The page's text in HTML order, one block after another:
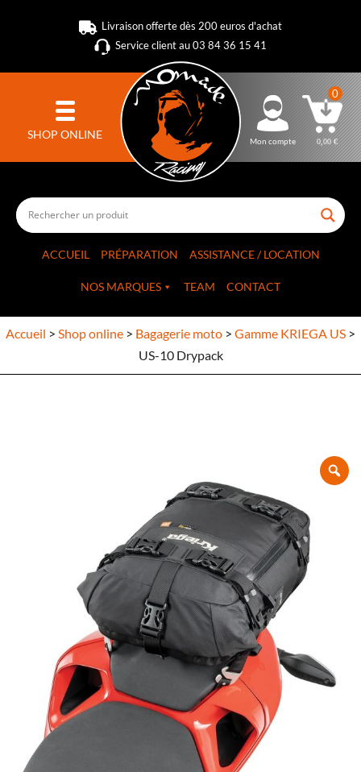
Livraison offerte dès 200 euros d'achat
Service client au 03 84 36 15 41
SHOP ONLINE Mon compte
0
0,00€
ACCUEIL PRÉPARATION ASSISTANCE / LOCATION
NOS MARQUES TEAM CONTACT
Accueil > Shop online > Bagagerie moto > Gamme KRIEGA US >
US-10 Drypack